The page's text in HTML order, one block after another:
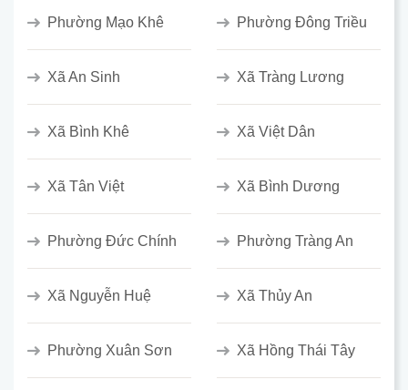
Phường Mạo Khê Phường Đông Triều
Xã An Sinh Xã Tràng Lương
Xã Bình Khê Xã Việt Dân
Xã Tân Việt Xã Bình Dương
Phường Đức Chính Phường Tràng An
Xã Nguyễn Huệ Xã Thủy An
Phường Xuân Sơn Xã Hồng Thái Tây